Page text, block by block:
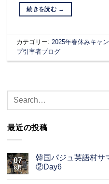
続きを読む →
カテゴリー:2025年春休みキャ
プ引率者ブログ
最近の投稿
07
8月
韓国パジュ英語村サ
②Day6